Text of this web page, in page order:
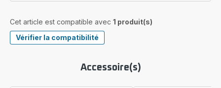
Cet article est compatible avec 1 produit(s)
Vérifier la compatibilité
Accessoire(s)